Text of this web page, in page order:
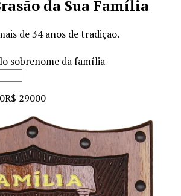
da Sua Família
de34anos de tradição.
sobrenome da família
R$ 29000